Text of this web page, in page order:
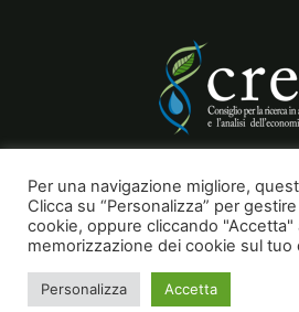
COOKIE
NOTE
PRIVACY
Per una navigazione migliore,
Clicca su “Personalizza” per
cookie, oppure cliccando "Accetta"
memorizzazione dei cookie sul tuo
Personalizza Accetta